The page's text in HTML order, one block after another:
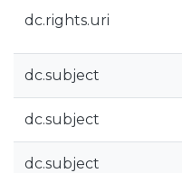
dc.rights.uri
dc.subject
dc.subject
dc.subject